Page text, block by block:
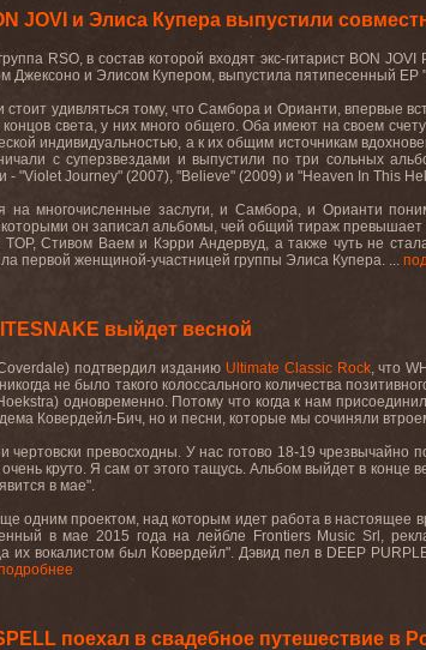
JOVI и Элиса Купера выпустили
RSO, в состав которой входят экс-гитарист BON JOVI
Джексоно и Элисом Купером, выпустила пятипесенный EP "
стоит удивляться тому, что Самбора и Орианти, впервые
света, у них много общего. Оба имеют на своем
индивидуальностью, а к их общим источникам
с суперзвездами и выпустили по три сольных
- "Violet Journey" (2007), "Believe" (2009) и "Heaven In This Hell
на многочисленные заслуги, и Самбора, и Орианти
которыми он записал альбомы, чей общий тираж превышает
TOP, Стивом Ваем и Кэрри Андервуд, а также чуть не
первой женщиной-участницей группы Элиса Купера. ...
выйдет весной
подтвердил изданию Ultimate Classic Rock, что
не было такого колоссального количества
) одновременно. Потому что когда к нам
Ковердейл-Бич, но и песни, которые мы сочиняли
превосходны. У нас готово 18-19 чрезвычайно
очень круто.Я сам от этого тащусь.Альбом выйдет в конце
в мае".
одним проектом, над которым идет работа в настоящее
в мае 2015 года на лейбле Frontiers Music Srl ,
их вокалистом был Ковердейл". Дэвид пел вDEEP
поехал в свадебное путешествие в